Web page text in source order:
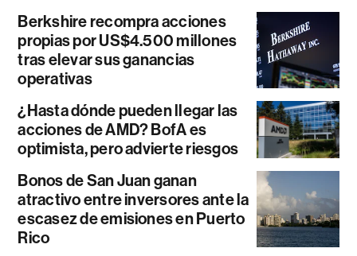
Berkshire recompra acciones
propias por US$4.500 millones
tras elevar sus ganancias
operativas
¿Hasta dónde pueden llegar las
acciones de AMD? BofA es
optimista, pero advierte riesgos
Bonos de San Juan ganan
atractivo entre inversores ante la
escasez de emisiones en Puerto
Rico